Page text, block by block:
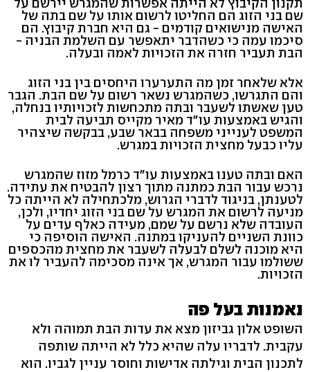
שם בני הזוג הם החליטו לרשום אותו על שם בתה של
האישה מנישואים קודמים - גם היא חברת קיבוץ. הם
סיכמו עמה כי כשהדבר יתאפשר עם השלמת הבניה -
הבת תעביר חזרה את הזכויות לאמה ובעלה.
אלא שלאחר זמן מה התערערו היחסים בין בני הזוג
והם התגרשו, כשהמגרש נשאר רשום על שם הבת. הגבר
טען שאשתו לשעבר ובתה מתכחשות לזכויותיו בנחלה,
והגיש באמצעות עו"ד מאיר מקייס תביעה לבית
המשפט לענייני משפחה בבאר שבע, בבקשה שיצהיר
עליו כבעל מחצית הזכויות במגרש.
האם ובתה טענו באמצעות עו"ד כרמל מזוז שהמגרש
נרכש עבור הבת כמתנה מתוך רצון להבטיח את עתידה.
לטענתן, בניגוד לדברי הגרוש, מלכתחילה לא הייתה כל
מניעה לרשום את המגרש על שם בני הזוג יחדיו, ולכן,
העובדה שלא נרשם על שמם, מעידה כאלף עדים על
כוונת השניים להעניקו במתנה. האישה הוסיפה כי
היא מוכנה לשלם לבעלה לשעבר את מחצית מהכספים
ששולמו עבור המגרש, אך אינה מסכימה להעביר לו את
הזכויות.
נאמנות בעל פה
השופט אלון גביזון מצא את עדות הבת תמוהה ולא
עקבית. לדבריו עלה שהיא כלל לא הייתה שותפה
לתכנון הבית וגילתה אדישות וחוסר עניין לגביו. הוא